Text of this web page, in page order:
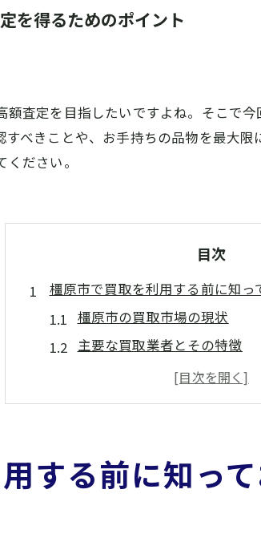
を得るためのポイント
査定を目指したいですよね。そこで
べきことや、お手持ちの品物を最大
ださい。
目次
橿原市で買取を利用する前に知っ
橿原市の買取市場の現状
主要な買取業者とその特徴
買取に関する法規制と注意点
買取利用者の口コミから学ぶ
橿原市での買取に必要な書類
高額査定を目指すための橿原市で
する前に知っ